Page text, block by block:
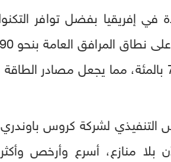
في إفريقيا بفضل توافر
التنفيذي لشركة كروس
بلا منازع، أسرع وأرخص